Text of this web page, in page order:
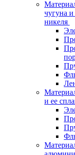
чугуна
никеля
и ее